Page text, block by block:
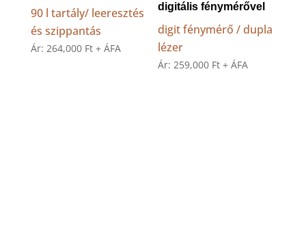
90 l tartály/ leeresztés
és szippantás
Ár: 264,000 Ft + ÁFA
digitális fénymérővel
digit fénymérő / dupla
lézer
Ár:259,000 Ft + ÁFA